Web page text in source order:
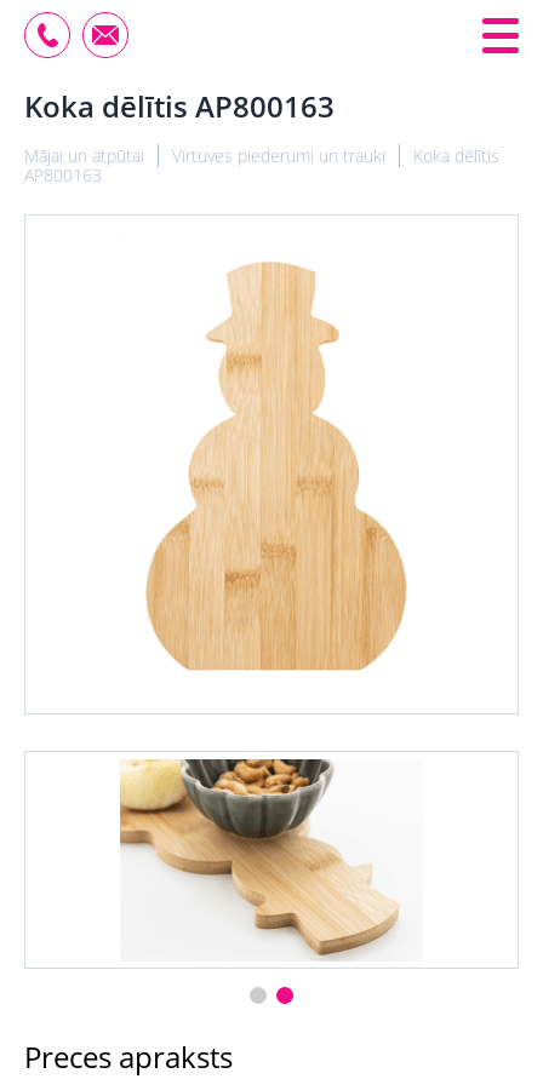
Koka dēlītis AP800163
Mājai un atpūtai Virtuves piederumi un trauki
Koka dēlītis
AP800163
Preces apraksts